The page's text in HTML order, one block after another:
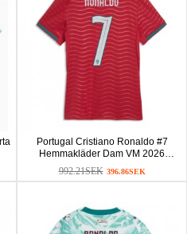
Portugal Cristiano Ronaldo #7
Hemmakläder Dam VM 2026
Kortärmad
992.21SEK 396.86SEK